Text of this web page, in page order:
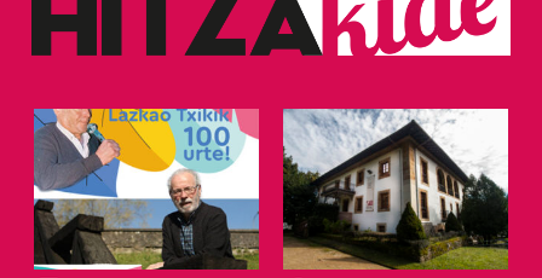
buruzko informazio gehiago eta ezarri zure lehentasunak
datuen atalean. Edozein unetan alda edo ken dezakezu
Webgune honek cookie propioak eta hirugarrenen cookie-
fitxategiak erabiltzen ditu. Zure esperientzia eta
zerbitzuak hobetzeko asmoz, cookie teknologiaz
baliatzen gara. Ohar hau onartuz gero, teknologia hori
erabiltzeko baimen esplizitua ematen diguzu.Gehiago